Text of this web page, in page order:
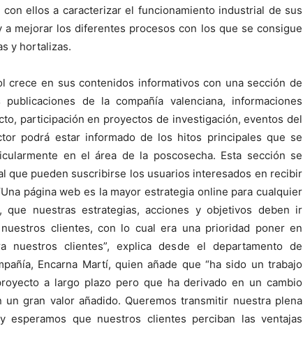
ellos a caracterizar el funcionamiento industrial de sus
a mejorar los diferentes procesos con los que se consigue
y hortalizas.
crece en sus contenidos informativos con una sección de
de la compañía valenciana, informaciones
participación en proyectos de investigación, eventos del
podrá estar informado de los hitos principales que se
en el área de la poscosecha. Esta sección se
que pueden suscribirse los usuarios interesados en recibir
página web es la mayor estrategia online para cualquier
que nuestras estrategias, acciones y objetivos deben ir
clientes, con lo cual era una prioridad poner en
nuestros clientes”, explica desde el departamento de
Encarna Martí, quien añade que “ha sido un trabajo
a largo plazo pero que ha derivado en un cambio
gran valor añadido. Queremos transmitir nuestra plena
esperamos que nuestros clientes perciban las ventajas